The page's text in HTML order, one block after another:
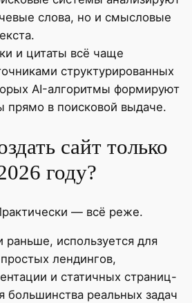
слова, но и смысловые
и цитаты всё чаще
структурированных
AI-алгоритмы формируют
прямо в поисковой выдаче.
сайт только
году?
— всё реже.
раньше, используется для
лендингов,
и статичных страниц-
большинства реальных задач